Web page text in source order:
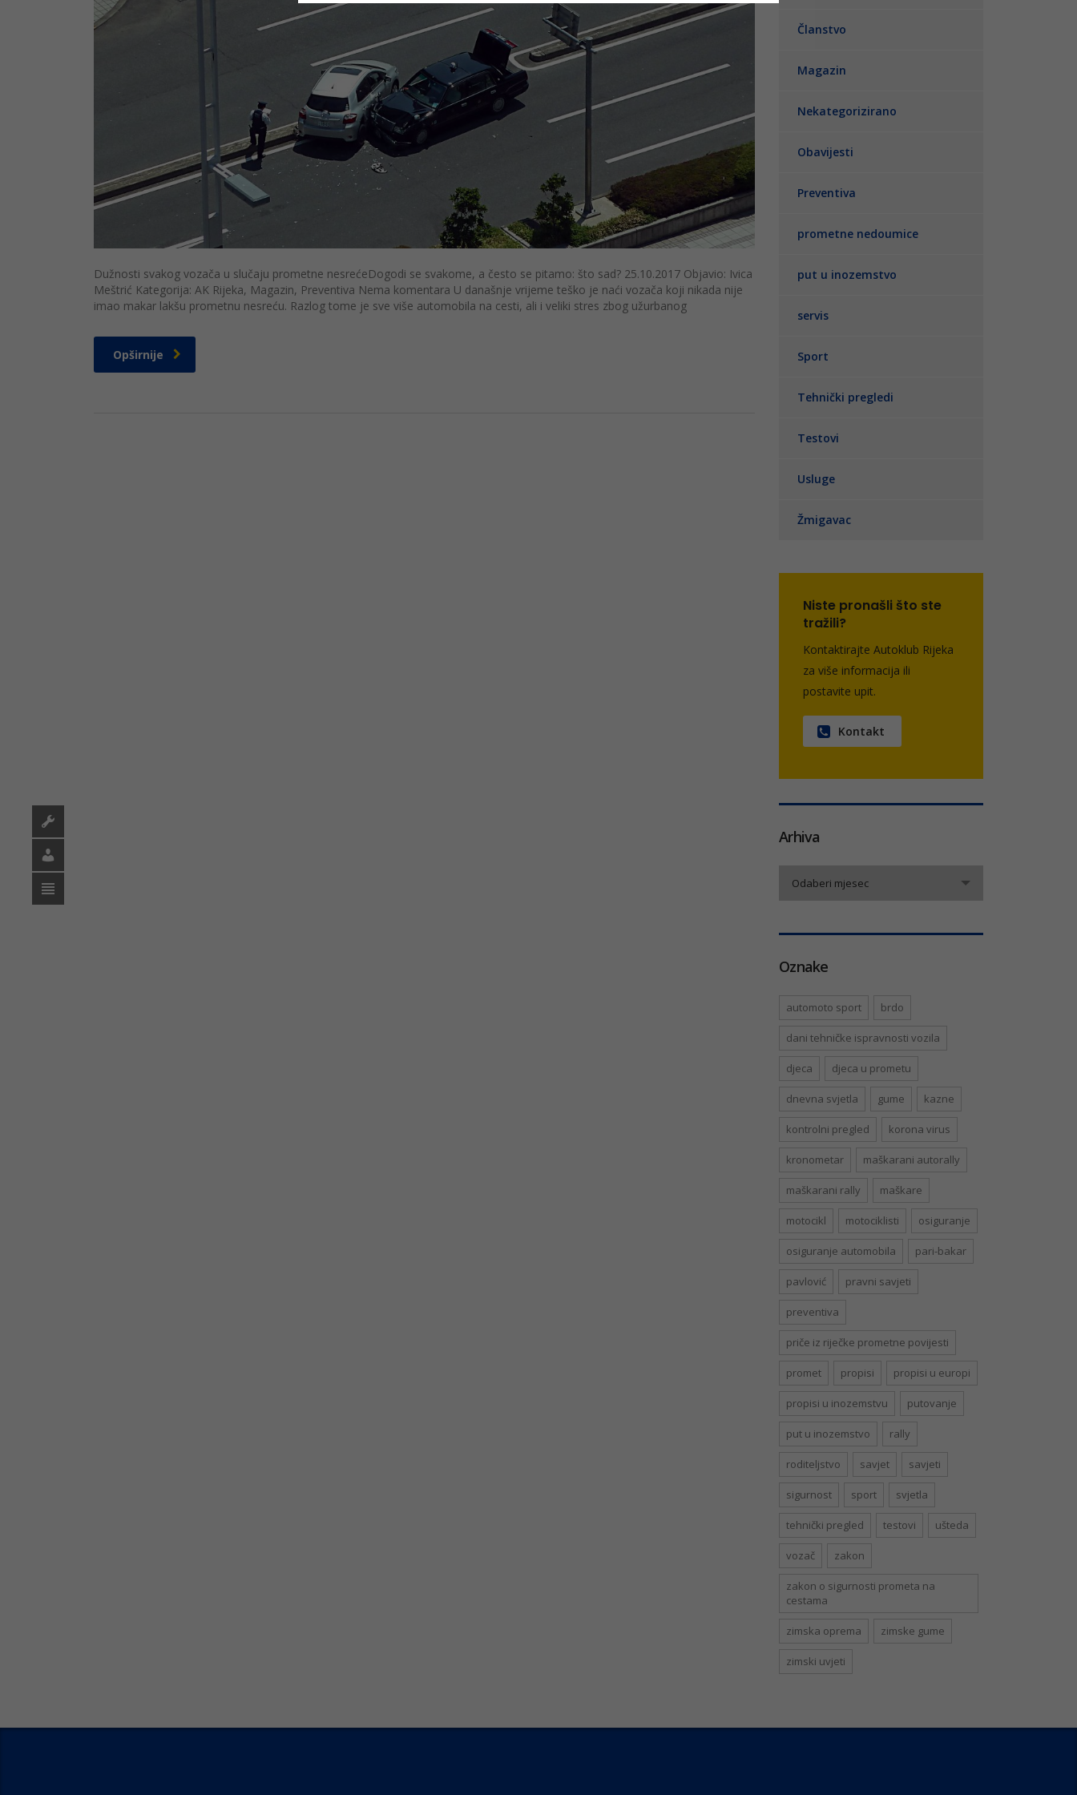
Dužnosti svakog vozača u slučaju prometne nesrećeDogodi se svakome, a često se pitamo: što sad? 25.10.2017 Objavio: Ivica
Meštrić Kategorija: AK Rijeka, Magazin, Preventiva Nema komentara U današnje vrijeme teško je naći vozača koji nikada nije
imao makar lakšu prometnu nesreću. Razlog tome je sve više automobila na cesti, ali i veliki stres zbog užurbanog
Opširnije
Članstvo
Magazin
Nekategorizirano
Obavijesti
Preventiva
prometne nedoumice
put u inozemstvo
servis
Sport
Tehnički pregledi
Testovi
Usluge
Žmigavac
Niste pronašli što ste
tražili?
Kontaktirajte Autoklub Rijeka
za više informacija ili
postavite upit.
Kontakt
Arhiva
Odaberi mjesec
Oznake
automoto sport brdo
dani tehničke ispravnosti vozila
djeca djeca u prometu
dnevna svjetla gume kazne
kontrolni pregled korona virus
kronometar maškarani autorally
maškarani rally maškare
motocikl motociklisti osiguranje
osiguranje automobila pari-bakar
pavlović pravni savjeti
preventiva
priče iz riječke prometne povijesti
promet propisi propisi u europi
propisi u inozemstvu putovanje
put u inozemstvo rally
roditeljstvo savjet savjeti
sigurnost sport svjetla
tehnički pregled testovi ušteda
vozač zakon
zakon o sigurnosti prometa na
cestama
zimska oprema zimske gume
zimski uvjeti